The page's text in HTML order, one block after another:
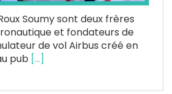
Soumy sont deux frères
et fondateurs de
de vol Airbus créé en
pub […]